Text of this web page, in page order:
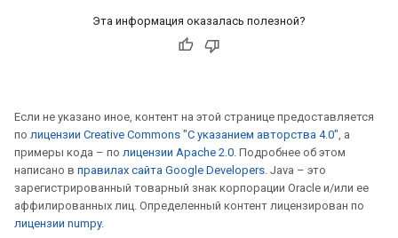
Эта информация оказалась полезной?
Если не указано иное, контент на этой странице предоставляется
по лицензии Creative Commons "С указанием авторства 4.0", а
примеры кода – по лицензии Apache 2.0. Подробнее об этом
написано в правилах сайта Google Developers. Java – это
зарегистрированный товарный знак корпорации Oracle и/или ее
аффилированных лиц. Определенный контент лицензирован по
лицензии numpy.